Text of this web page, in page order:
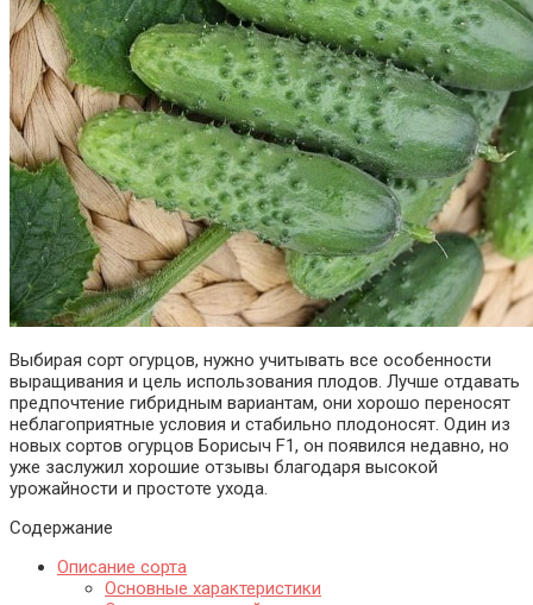
Выбирая сорт огурцов, нужно учитывать все особенности
выращивания и цель использования плодов. Лучше отдавать
предпочтение гибридным вариантам, они хорошо переносят
неблагоприятные условия и стабильно плодоносят. Один из
новых сортов огурцов Борисыч F1, он появился недавно, но
уже заслужил хорошие отзывы благодаря высокой
урожайности и простоте ухода.
Содержание
Описание сорта
Основные характеристики